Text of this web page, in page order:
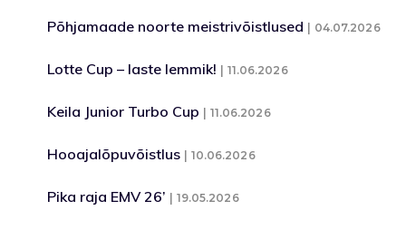
Põhjamaade noorte meistrivõistlused 04.07.2026
Lotte Cup – laste lemmik! 11.06.2026
Keila Junior Turbo Cup 11.06.2026
Hooajalõpuvõistlus 10.06.2026
Pika raja EMV 26’ 19.05.2026